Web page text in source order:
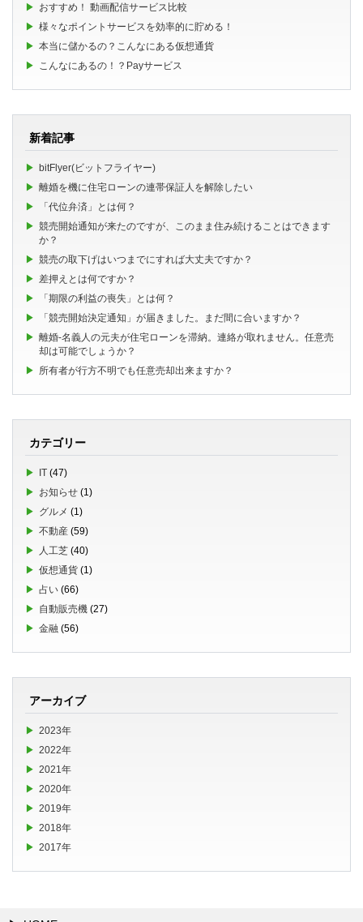
おすすめ！ 動画配信サービス比較
様々なポイントサービスを効率的に貯める！
本当に儲かるの？こんなにある仮想通貨
こんなにあるの！？Payサービス
新着記事
bitFlyer(ビットフライヤー)
離婚を機に住宅ローンの連帯保証人を解除したい
「代位弁済」とは何？
競売開始通知が来たのですが、このまま住み続けることはできます
か？
競売の取下げはいつまでにすれば大丈夫ですか？
差押えとは何ですか？
「期限の利益の喪失」とは何？
「競売開始決定通知」が届きました。まだ間に合いますか？
離婚-名義人の元夫が住宅ローンを滞納。連絡が取れません。任意売
却は可能でしょうか？
所有者が行方不明でも任意売却出来ますか？
カテゴリー
IT (47)
お知らせ (1)
グルメ (1)
不動産 (59)
人工芝 (40)
仮想通貨 (1)
占い (66)
自動販売機 (27)
金融 (56)
アーカイブ
2023年
2022年
2021年
2020年
2019年
2018年
2017年